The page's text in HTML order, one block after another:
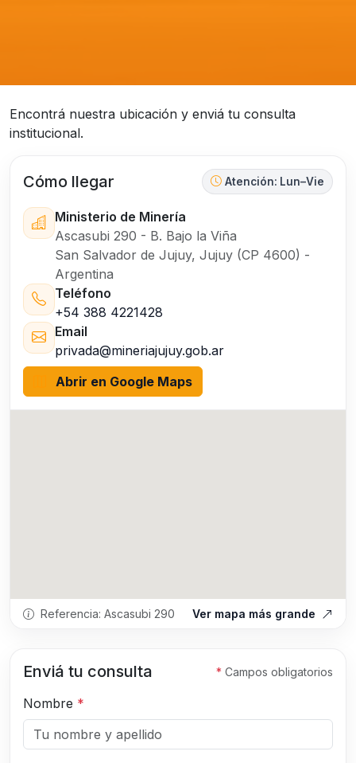
Encontrá nuestra ubicación y enviá tu consulta
institucional.
Cómo llegar Atención: Lun–Vie
Ministerio de Minería
Ascasubi 290 - B. Bajo la Viña
San Salvador de Jujuy, Jujuy (CP 4600) -
Argentina
Teléfono
+54 388 4221428
Email
privada@mineriajujuy.gob.ar
Abrir en Google Maps
Referencia: Ascasubi 290 Ver mapa más grande
Enviá tu consulta * Campos obligatorios
Nombre *